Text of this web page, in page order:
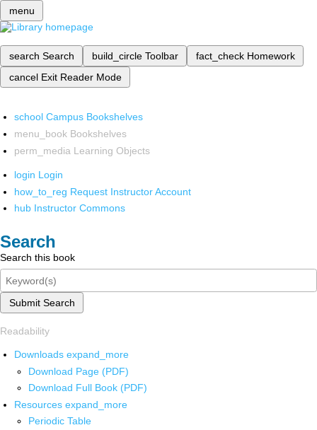
menu
search Search build_circle Toolbar fact_check Homework
cancel Exit Reader Mode
school Campus Bookshelves
menu_book Bookshelves
perm_media Learning Objects
login Login
how_to_reg Request Instructor Account
hub Instructor Commons
Search
Search this book
Submit Search
Readability
Downloads expand_more
Download Page (PDF)
Download Full Book (PDF)
Resources expand_more
Periodic Table